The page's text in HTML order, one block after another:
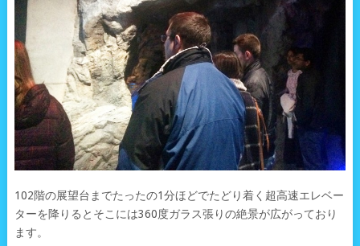
102階の展望台までたったの1分ほどでたどり着く超高速エレベー
ターを降りるとそこには360度ガラス張りの絶景が広がっており
ます。